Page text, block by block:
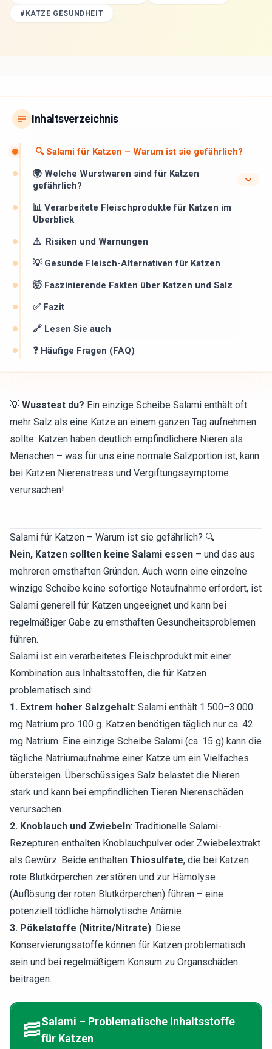
# KATZE GESUNDHEIT
Inhaltsverzeichnis
🔍 Salami für Katzen – Warum ist sie gefährlich?
🌍 Welche Wurstwaren sind für Katzen
gefährlich?
📊 Verarbeitete Fleischprodukte für Katzen im
Überblick
⚠ ️ Risiken und Warnungen
💡 Gesunde Fleisch-Alternativen für Katzen
🤯 Faszinierende Fakten über Katzen und Salz
✅ Fazit
🔗 Lesen Sie auch
❓ Häufige Fragen (FAQ)
💡 Wusstest du? Ein einzige Scheibe Salami enthält oft
mehr Salz als eine Katze an einem ganzen Tag aufnehmen
sollte. Katzen haben deutlich empfindlichere Nieren als
Menschen – was für uns eine normale Salzportion ist, kann
bei Katzen Nierenstress und Vergiftungssymptome
verursachen!
Salami für Katzen – Warum ist sie gefährlich? 🔍
Nein, Katzen sollten keine Salami essen – und das aus
mehreren ernsthaften Gründen. Auch wenn eine einzelne
winzige Scheibe keine sofortige Notaufnahme erfordert, ist
Salami generell für Katzen ungeeignet und kann bei
regelmäßiger Gabe zu ernsthaften Gesundheitsproblemen
führen.
Salami ist ein verarbeitetes Fleischprodukt mit einer
Kombination aus Inhaltsstoffen, die für Katzen
problematisch sind:
1. Extrem hoher Salzgehalt: Salami enthält 1.500–3.000
mg Natrium pro 100 g. Katzen benötigen täglich nur ca. 42
mg Natrium. Eine einzige Scheibe Salami (ca. 15 g) kann die
tägliche Natriumaufnahme einer Katze um ein Vielfaches
übersteigen. Überschüssiges Salz belastet die Nieren
stark und kann bei empfindlichen Tieren Nierenschäden
verursachen.
2. Knoblauch und Zwiebeln: Traditionelle Salami-
Rezepturen enthalten Knoblauchpulver oder Zwiebelextrakt
als Gewürz. Beide enthalten Thiosulfate, die bei Katzen
rote Blutkörperchen zerstören und zur Hämolyse
(Auflösung der roten Blutkörperchen) führen – eine
potenziell tödliche hämolytische Anämie.
3. Pökelstoffe (Nitrite/Nitrate): Diese
Konservierungsstoffe können für Katzen problematisch
sein und bei regelmäßigem Konsum zu Organschäden
beitragen.
🥓Salami – Problematische Inhaltsstoffe
für Katzen